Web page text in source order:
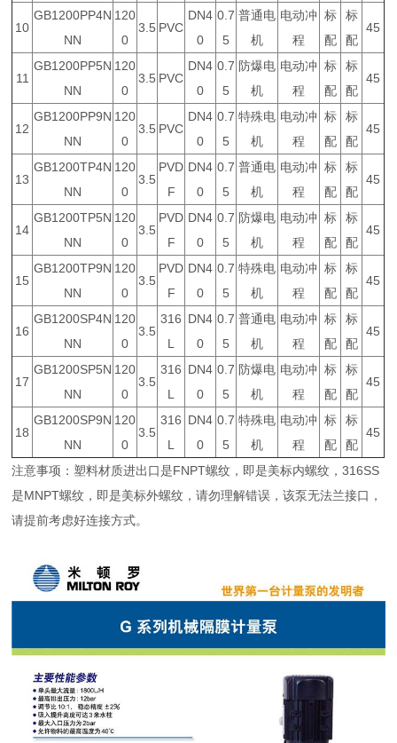
10
GB1200PP4N
NN
120
0
3.5 PVC
DN4
0
0.7
5
普通电
机
电动冲
程
标
配
标
配
45
11
GB1200PP5N
NN
120
0
3.5 PVC
DN4
0
0.7
5
防爆电
机
电动冲
程
标
配
标
配
45
12
GB1200PP9N
NN
120
0
3.5 PVC
DN4
0
0.7
5
特殊电
机
电动冲
程
标
配
标
配
45
13
GB1200TP4N
NN
120
0
3.5
PVD
F
DN4
0
0.7
5
普通电
机
电动冲
程
标
配
标
配
45
14
GB1200TP5N
NN
120
0
3.5
PVD
F
DN4
0
0.7
5
防爆电
机
电动冲
程
标
配
标
配
45
15
GB1200TP9N
NN
120
0
3.5
PVD
F
DN4
0
0.7
5
特殊电
机
电动冲
程
标
配
标
配
45
16
GB1200SP4N
NN
120
0
3.5
316
L
DN4
0
0.7
5
普通电
机
电动冲
程
标
配
标
配
45
17
GB1200SP5N
NN
120
0
3.5
316
L
DN4
0
0.7
5
防爆电
机
电动冲
程
标
配
标
配
45
18
GB1200SP9N
NN
120
0
3.5
316
L
DN4
0
0.7
5
特殊电
机
电动冲
程
标
配
标
配
45
注意事项：塑料材质进出口是FNPT螺纹，即是美标内螺纹，316SS
是MNPT螺纹，即是美标外螺纹，请勿理解错误，该泵无法兰接口，
请提前考虑好连接方式。